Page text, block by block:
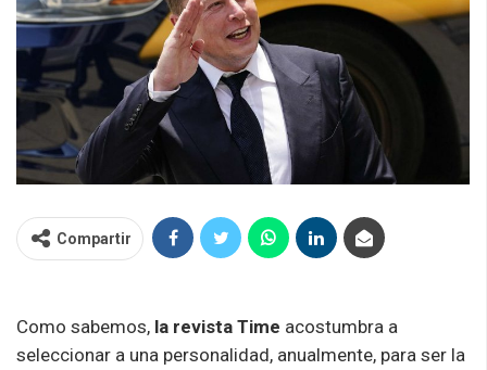
Compartir
Como sabemos, la revista Time acostumbra a
seleccionar a una personalidad, anualmente, para ser la